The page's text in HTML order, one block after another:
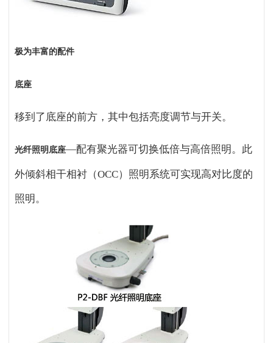
极为丰富的配件
底座
移到了底座的前方，其中包括亮度调节与开关。
光纤照明底座—配有聚光器可切换低倍与高倍照明。此
外倾斜相干相衬（OCC）照明系统可实现高对比度的
照明。